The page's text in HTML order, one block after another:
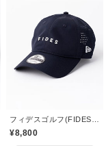
フィデスゴルフ(FIDES GOLF)
¥8,800